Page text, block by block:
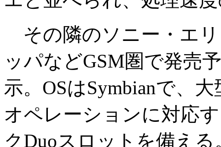
その隣のソニー・エ
ッパなどGSM圏で発売
示。OSはSymbianで、
オペレーションに対応
クDuoスロットを備える